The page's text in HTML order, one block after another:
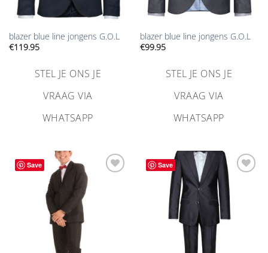
blazer blue line jongens G.O.L
€119.95
STEL JE ONS JE
VRAAG VIA
WHATSAPP
blazer blue line jongens G.O.L
€99.95
STEL JE ONS JE
VRAAG VIA
WHATSAPP
Save
verlanglijst
Save
verlanglijst
toevoegen